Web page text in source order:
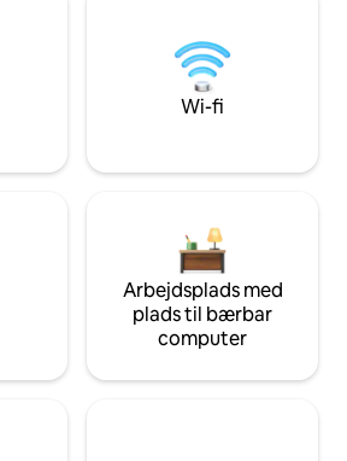
Wi-fi
Arbejdsplads med
plads til bærbar
computer